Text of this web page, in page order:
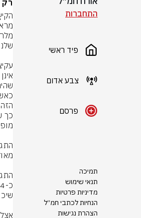
התחברות
פיד ראשי
צבע אדום
פרסם
תמיכה
תנאי שימוש
מדיניות פרטיות
הנחיות לכתבי חמ״ל
הצהרת נגישות
רק